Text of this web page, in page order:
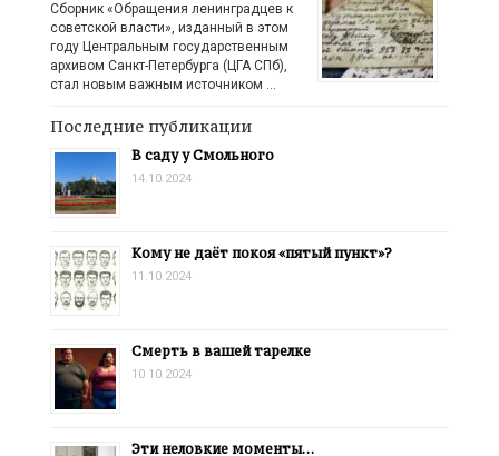
Сборник «Обращения ленинградцев к
советской власти», изданный в этом
году Центральным государственным
архивом Санкт-Петербурга (ЦГА СПб),
стал новым важным источником …
Последние публикации
В саду у Смольного
14.10.2024
Кому не даёт покоя «пятый пункт»?
11.10.2024
Смерть в вашей тарелке
10.10.2024
Эти неловкие моменты…